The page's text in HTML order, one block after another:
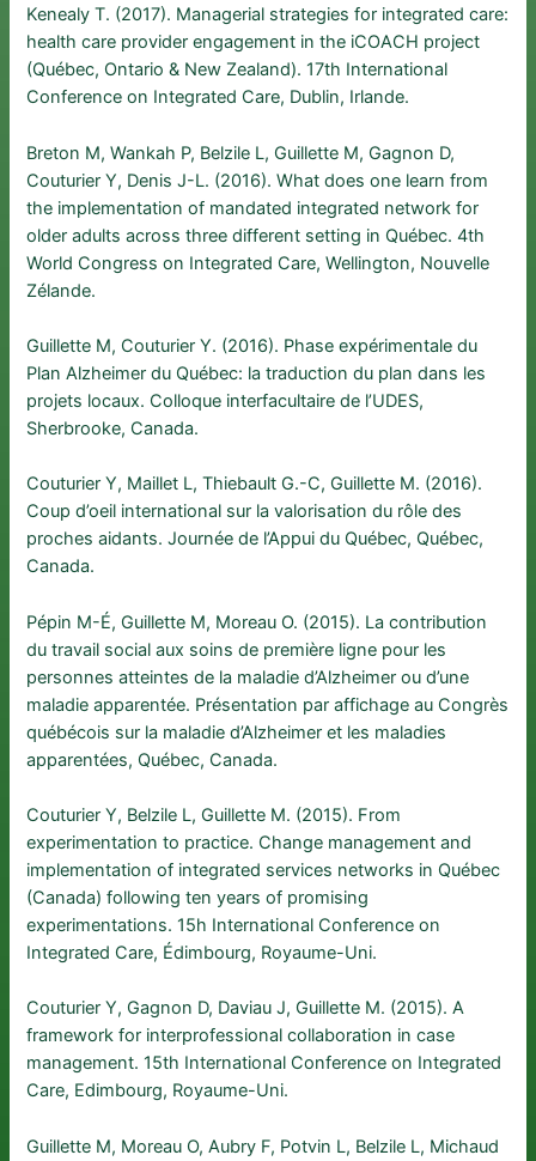
Kenealy T. (2017). Managerial strategies for integrated care:
health care provider engagement in the iCOACH project
(Québec, Ontario & New Zealand). 17th International
Conference on Integrated Care, Dublin, Irlande.
Breton M, Wankah P, Belzile L, Guillette M, Gagnon D,
Couturier Y, Denis J-L. (2016). What does one learn from
the implementation of mandated integrated network for
older adults across three different setting in Québec. 4th
World Congress on Integrated Care, Wellington, Nouvelle
Zélande.
Guillette M, Couturier Y. (2016). Phase expérimentale du
Plan Alzheimer du Québec: la traduction du plan dans les
projets locaux. Colloque interfacultaire de l’UDES,
Sherbrooke, Canada.
Couturier Y, Maillet L, Thiebault G.-C, Guillette M. (2016).
Coup d’oeil international sur la valorisation du rôle des
proches aidants. Journée de l’Appui du Québec, Québec,
Canada.
Pépin M-É, Guillette M, Moreau O. (2015). La contribution
du travail social aux soins de première ligne pour les
personnes atteintes de la maladie d’Alzheimer ou d’une
maladie apparentée. Présentation par affichage au Congrès
québécois sur la maladie d’Alzheimer et les maladies
apparentées, Québec, Canada.
Couturier Y, Belzile L, Guillette M. (2015). From
experimentation to practice. Change management and
implementation of integrated services networks in Québec
(Canada) following ten years of promising
experimentations. 15h International Conference on
Integrated Care, Édimbourg, Royaume-Uni.
Couturier Y, Gagnon D, Daviau J, Guillette M. (2015). A
framework for interprofessional collaboration in case
management. 15th International Conference on Integrated
Care, Edimbourg, Royaume-Uni.
Guillette M, Moreau O, Aubry F, Potvin L, Belzile L, Michaud